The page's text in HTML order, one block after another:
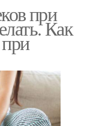
при
Как